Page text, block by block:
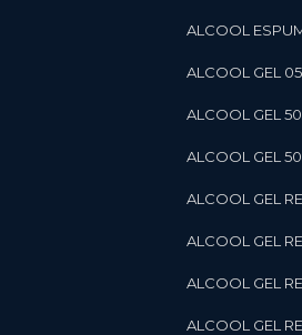
ALCOOL
ALCOOL GEL
ALCOOL GEL
ALCOOL GEL
ALCOOL GEL
ALCOOL GEL
ALCOOL GEL
ALCOOL GEL